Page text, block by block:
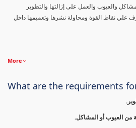
والعيوب والعمل على إزالتها والتطوير
علي نقاط القوة ومحاولة نشرها وتعميمها داخل
More
What are the requirements
من العيوب أو المشاكل.